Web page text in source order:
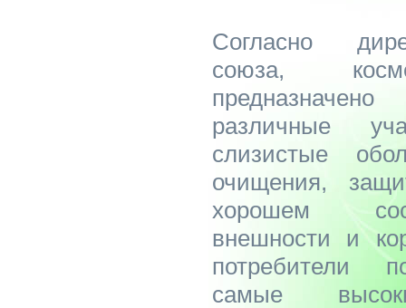
Согласно
союза,
различные
слизистые
очищения,
хорошем
внешности и
потребители
самые